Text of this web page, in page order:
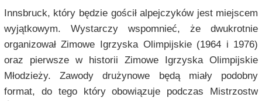
Innsbruck, który będzie gościł alpejczyków jest miejscem
wyjątkowym. Wystarczy wspomnieć, że dwukrotnie
organizował Zimowe Igrzyska Olimpijskie (1964 i 1976)
oraz pierwsze w historii Zimowe Igrzyska Olimpijskie
Młodzieży. Zawody drużynowe będą miały podobny
format, do tego który obowiązuje podczas Mistrzostw